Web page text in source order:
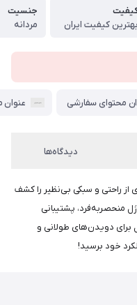
بهترین کیفیت ایران
جنسیت
مردانه
محتوای سفارشی عنوان
دیدگاه‌ها
31 مشکی، تجربه‌ای از راحتی و سبکی بی‌نظیر را کشف
منحصربه‌فرد، پشتیبانی
برای دویدن‌های طولانی و
خود برسید!